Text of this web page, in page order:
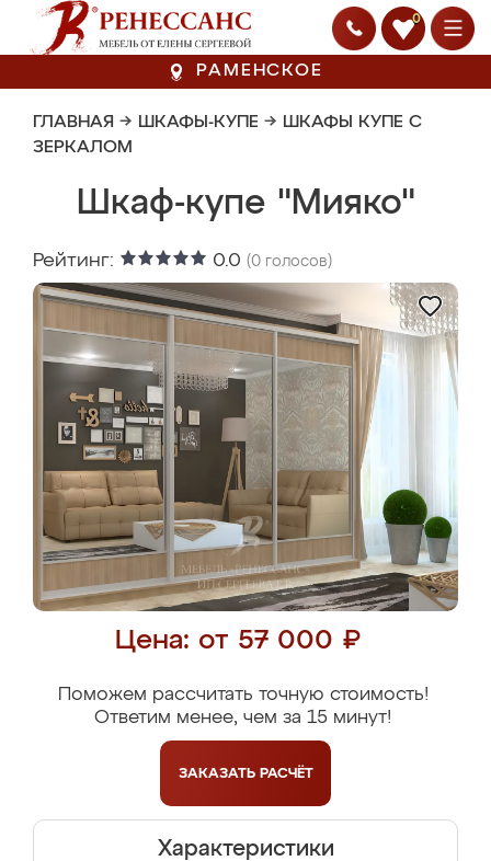
0
РАМЕНСКОЕ
ГЛАВНАЯ → ШКАФЫ-КУПЕ → ШКАФЫ КУПЕ С
ЗЕРКАЛОМ
Шкаф-купе "Мияко"
Рейтинг: 0.0 (0 голосов)
Цена: от 57 000 ₽
Поможем рассчитать точную стоимость!
Ответим менее, чем за 15 минут!
ЗАКАЗАТЬ РАСЧЁТ
Характеристики